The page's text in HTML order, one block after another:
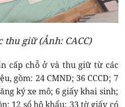
thu giữ (Ảnh: CACC)
cấp chỗ ở và thu giữ từ các
gồm: 24 CMND; 36 CCCD; 7
ký xe mô; 6 giấy khai sinh;
12 sổ hộ khẩu; 33 tờ giấy có